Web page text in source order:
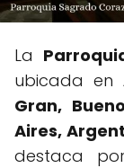
La
ubicada en
Gran,
Aires,
destaca